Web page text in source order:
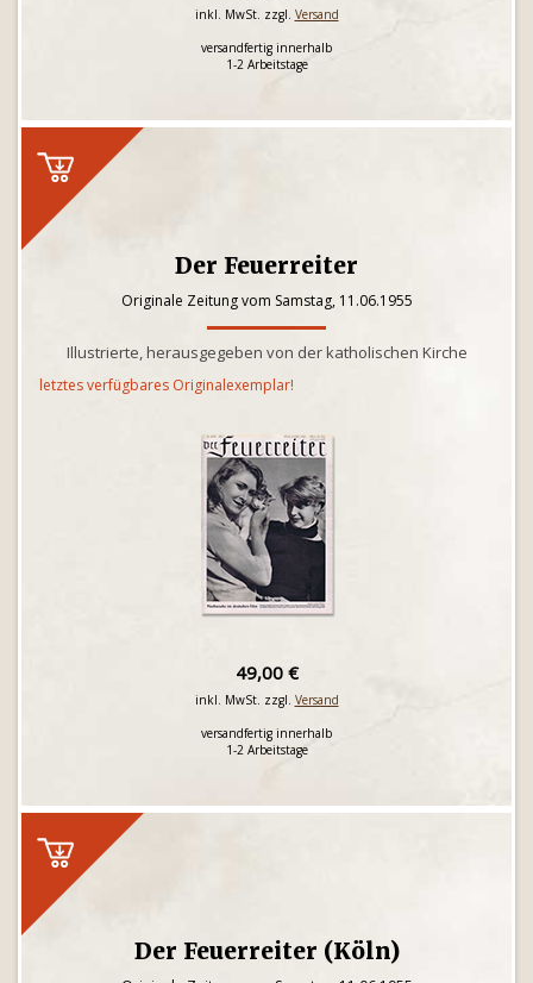
inkl. MwSt. zzgl. Versand
versandfertig innerhalb
1-2 Arbeitstage
Der Feuerreiter
Originale Zeitung vom Samstag, 11.06.1955
Illustrierte, herausgegeben von der katholischen Kirche
letztes verfügbares Originalexemplar!
49,00 €
inkl. MwSt. zzgl. Versand
versandfertig innerhalb
1-2 Arbeitstage
Der Feuerreiter (Köln)